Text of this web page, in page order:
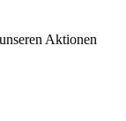
Aktionen